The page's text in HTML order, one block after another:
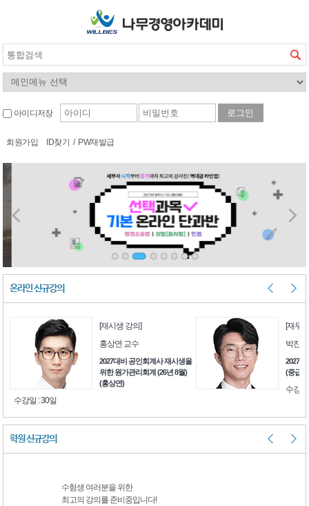
아이디저장
회원가입 ID찾기 / PW재발급
온라인 신규강의
[재시생 강의]
홍상연 교수
2027대비 공인회계사 재시생을
위한 원가관리회계 (26년 8월)
(홍상연)
수강일 : 30일
[재무회계
박진수 교
2027대비
(중급회계)
수강일 :
학원 신규강의
수험생 여러분을 위한
최고의 강의를 준비중입니다!